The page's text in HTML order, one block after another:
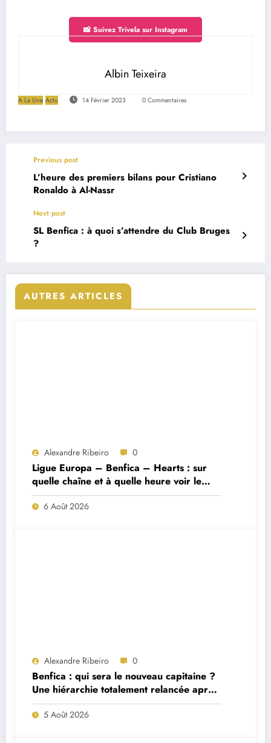
📸 Suivez Trivela sur Instagram
Albin Teixeira
A La Une Actu 14 Février 2023 0 Commentaires
Previous post
L’heure des premiers bilans pour Cristiano
Ronaldo à Al-Nassr
Next post
SL Benfica : à quoi s’attendre du Club Bruges
?
AUTRES ARTICLES
Alexandre Ribeiro 0
Ligue Europa – Benfica – Hearts : sur
quelle chaîne et à quelle heure voir le
match ?
6 Août 2026
Alexandre Ribeiro 0
Benfica : qui sera le nouveau capitaine ?
Une hiérarchie totalement relancée après
deux départs majeurs
5 Août 2026